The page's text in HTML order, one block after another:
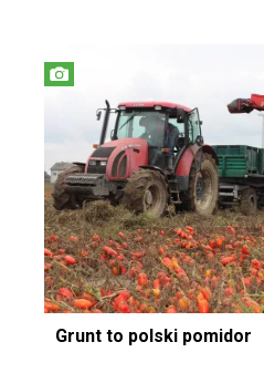
Grunt to polski pomidor